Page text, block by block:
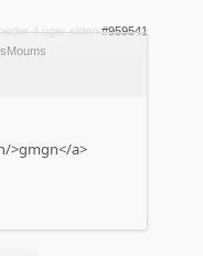
4 uger siden #959541
>gmgn</a>